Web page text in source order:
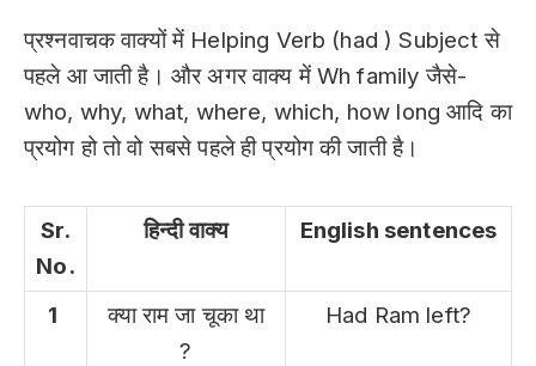
प्रश्नवाचक वाक्यों में Helping Verb (had ) Subject से
पहले आ जाती है। और अगर वाक्य में Wh family जैसे-
who, why, what, where, which, how long आदि का
प्रयोग हो तो वो सबसे पहले ही प्रयोग की जाती है।
Sr.
No.
हिन्दी वाक्य English sentences
1
क्या राम जा चूका था
?
Had Ram left?